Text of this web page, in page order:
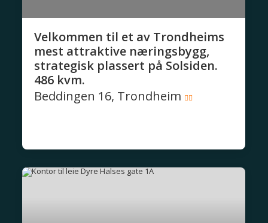
Velkommen til et av Trondheims
mest attraktive næringsbygg,
strategisk plassert på Solsiden.
486 kvm.
Beddingen 16, Trondheim